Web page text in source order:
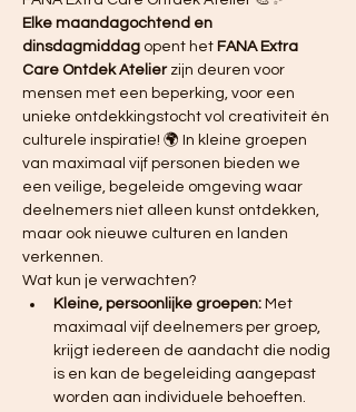
Elke maandagochtend en
dinsdagmiddag opent het FANA Extra
Care Ontdek Atelier zijn deuren voor
mensen met een beperking, voor een
unieke ontdekkingstocht vol creativiteit én
culturele inspiratie! 🌍 In kleine groepen
van maximaal vijf personen bieden we
een veilige, begeleide omgeving waar
deelnemers niet alleen kunst ontdekken,
maar ook nieuwe culturen en landen
verkennen.
Wat kun je verwachten?
Kleine, persoonlijke groepen: Met
maximaal vijf deelnemers per groep,
krijgt iedereen de aandacht die nodig
is en kan de begeleiding aangepast
worden aan individuele behoeften.